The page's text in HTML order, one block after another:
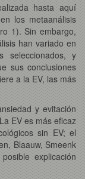
hasta aquí
los metaanálisis
1). Sin embargo,
han variado en
seleccionados, y
sus conclusiones
a la EV, las más
y evitación
EV es más eficaz
sin EV; el
Blaauw, Smeenk
explicación